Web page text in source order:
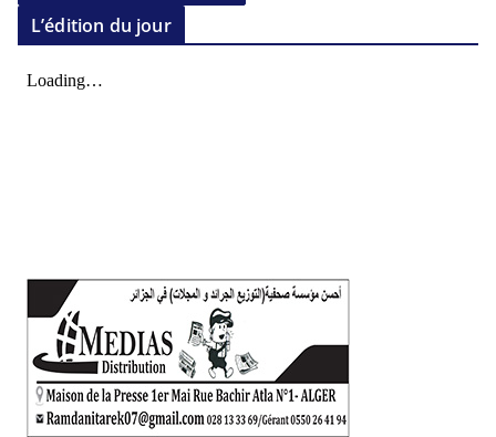
L’édition du jour